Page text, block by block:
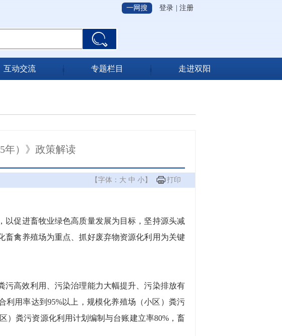
一网搜 登录 注册
互动交流 专题栏目 走进双阳
年）》政策解读
【字体： 大 中 小 】 打印
促进畜牧业绿色高质量发展为目标，坚持源头减
禽养殖场为重点、抓好废弃物资源化利用为关键
高效利用、污染治理能力大幅提升、污染排放有
用率达到95%以上，规模化养殖场（小区）粪污
）粪污资源化利用计划编制与台账建立率80%，畜